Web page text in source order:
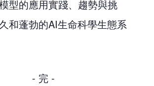
型的應用實踐、趨勢與挑
和蓬勃的AI生命科學生態系
- 完 -